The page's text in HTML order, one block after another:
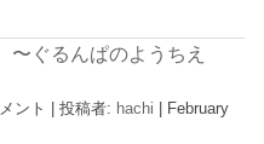
ぐるんぱのようちえ
ント |投稿者: hachi
February